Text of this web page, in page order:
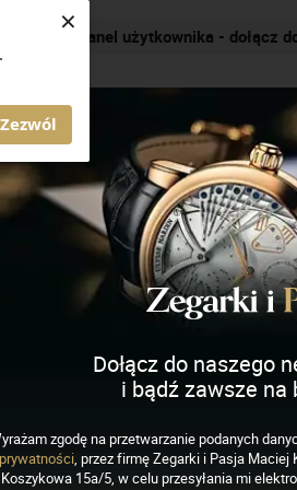
Zezwól
×
Panel użytkownika - dołącz do
ZEGARKI I PASJA
Dołącz do naszego
i bądź zawsze na
zgodę na przetwarzanie podanych
prywatności, przez firmę Zegarki i Pasja Maciej
Koszykowa 15a/5, w celu przesyłania mi